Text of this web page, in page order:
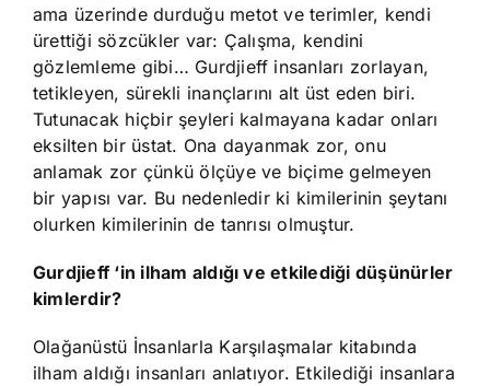
ama üzerinde durduğu metot ve terimler, kendi
ürettiği sözcükler var: Çalışma, kendini
gözlemleme gibi… Gurdjieff insanları zorlayan,
tetikleyen, sürekli inançlarını alt üst eden biri.
Tutunacak hiçbir şeyleri kalmayana kadar onları
eksilten bir üstat. Ona dayanmak zor, onu
anlamak zor çünkü ölçüye ve biçime gelmeyen
bir yapısı var. Bu nedenledir ki kimilerinin şeytanı
olurken kimilerinin de tanrısı olmuştur.
Gurdjieff ‘in ilham aldığı ve etkilediği düşünürler
kimlerdir?
Olağanüstü İnsanlarla Karşılaşmalar kitabında
ilham aldığı insanları anlatıyor. Etkilediği insanlara